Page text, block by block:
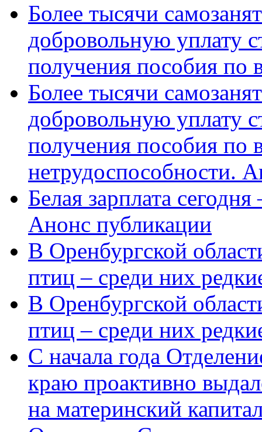
Более тысячи
добровольную уплату
получения пособия по
Более тысячи
добровольную уплату
получения пособия по
нетрудоспособности.
Белая зарплата
Анонс публикации
В Оренбургской
птиц – среди них
В Оренбургской
птиц – среди них
С начала года
краю проактивно
на материнский